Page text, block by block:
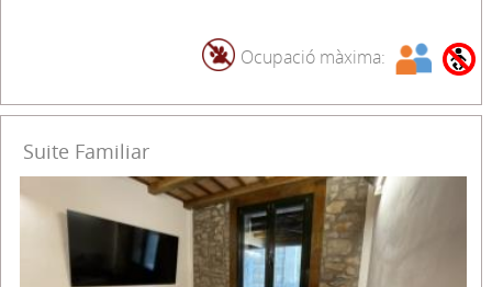
Ocupació màxima:
Suite Familiar